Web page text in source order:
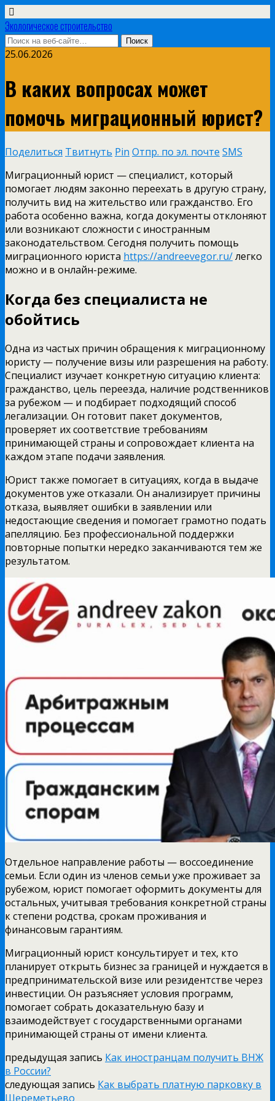
Экологическое строительство
25.06.2026
В каких вопросах может
помочь миграционный юрист?
Поделиться Твитнуть Pin Отпр. по эл. почте SMS
Миграционный юрист — специалист, который
помогает людям законно переехать в другую страну,
получить вид на жительство или гражданство. Его
работа особенно важна, когда документы отклоняют
или возникают сложности с иностранным
законодательством. Сегодня получить помощь
миграционного юриста https://andreevegor.ru/легко
можно и в онлайн-режиме.
Когда без специалиста не
обойтись
Одна из частых причин обращения к миграционному
юристу — получение визы или разрешения на работу.
Специалист изучает конкретную ситуацию клиента:
гражданство, цель переезда, наличие родственников
за рубежом — и подбирает подходящий способ
легализации. Он готовит пакет документов,
проверяет их соответствие требованиям
принимающей страны и сопровождает клиента на
каждом этапе подачи заявления.
Юрист также помогает в ситуациях, когда в выдаче
документов уже отказали. Он анализирует причины
отказа, выявляет ошибки в заявлении или
недостающие сведения и помогает грамотно подать
апелляцию. Без профессиональной поддержки
повторные попытки нередко заканчиваются тем же
результатом.
Отдельное направление работы — воссоединение
семьи. Если один из членов семьи уже проживает за
рубежом, юрист помогает оформить документы для
остальных, учитывая требования конкретной страны
к степени родства, срокам проживания и
финансовым гарантиям.
Миграционный юрист консультирует и тех, кто
планирует открыть бизнес за границей и нуждается в
предпринимательской визе или резидентстве через
инвестиции. Он разъясняет условия программ,
помогает собрать доказательную базу и
взаимодействует с государственными органами
принимающей страны от имени клиента.
предыдущая запись Как иностранцам получить ВНЖ
в России?
следующая запись Как выбрать платную парковку в
Шереметьево